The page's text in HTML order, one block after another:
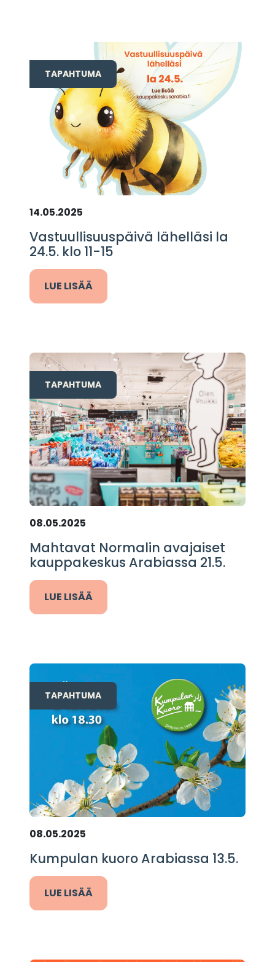
TAPAHTUMA
14.05.2025
Vastuullisuuspäivä lähelläsi la
24.5. klo 11-15
LUE LISÄÄ
TAPAHTUMA
08.05.2025
Mahtavat Normalin avajaiset
kauppakeskus Arabiassa 21.5.
LUE LISÄÄ
TAPAHTUMA
08.05.2025
Kumpulan kuoro Arabiassa 13.5.
LUE LISÄÄ